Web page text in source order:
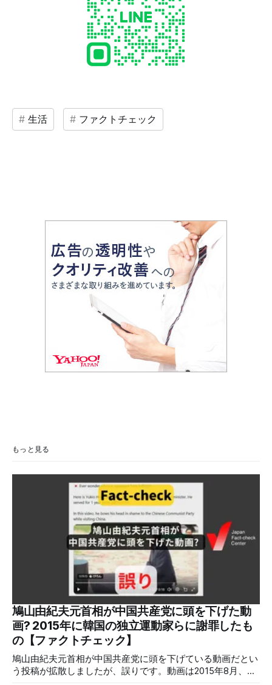
生活 ファクトチェック
もっと見る
鳩山由紀夫元首相が中国共産党に頭を下げた動
画? 2015年に韓国の独立運動家らに謝罪したも
の【ファクトチェック】
鳩山由紀夫元首相が中国共産党に頭を下げている動画だとい
う投稿が拡散しましたが、誤りです。動画は2015年8月、鳩